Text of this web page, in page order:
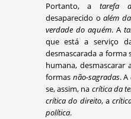
Portanto, a tarefa
desaparecido oalém
verdade do aquém. A
que está a serviço
desmascarada a forma
humana, desmascarar
formas não-sagradas. A
se, assim, na crítica da
crítica do direito, a
política.